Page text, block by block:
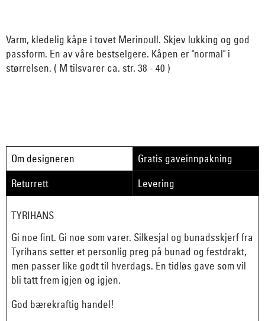
Varm, kledelig kåpe i tovet Merinoull. Skjev lukking og god
passform. En av våre bestselgere. Kåpen er "normal" i
størrelsen. ( M tilsvarer ca. str. 38 - 40 )
Om designeren
Gratis gaveinnpakning
Returrett
Levering
TYRIHANS
Gi noe fint. Gi noe som varer. Silkesjal og bunadsskjerf fra
Tyrihans setter et personlig preg på bunad og festdrakt,
men passer like godt til hverdags. En tidløs gave som vil
bli tatt frem igjen og igjen.
God bærekraftig handel!